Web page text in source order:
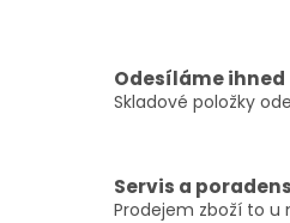
Odesíláme ihned
Skladové položky
Servis a
Prodejem zboží to u